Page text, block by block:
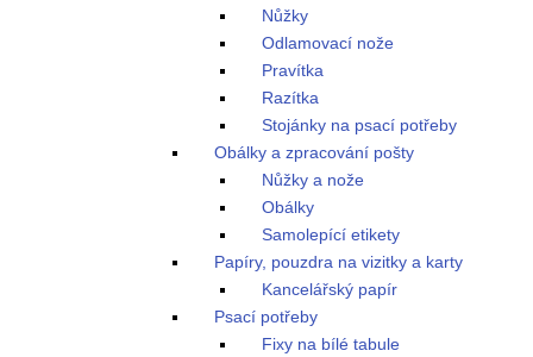
Nůžky
Odlamovací nože
Pravítka
Razítka
Stojánky na psací potřeby
Obálky a zpracování pošty
Nůžky a nože
Obálky
Samolepící etikety
Papíry, pouzdra na vizitky a karty
Kancelářský papír
Psací potřeby
Fixy na bílé tabule